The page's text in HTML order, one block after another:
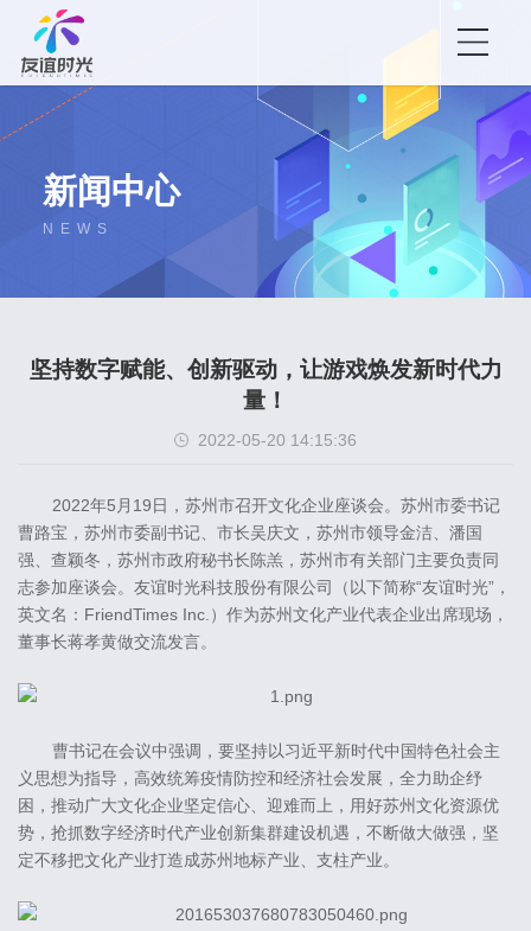
新闻中心
NEWS
坚持数字赋能、创新驱动，让游戏焕发新时代力
量！
2022-05-20 14:15:36
2022年5月19日，苏州市召开文化企业座谈会。苏州市委书记
曹路宝，苏州市委副书记、市长吴庆文，苏州市领导金洁、潘国
强、查颖冬，苏州市政府秘书长陈羔，苏州市有关部门主要负责同
志参加座谈会。友谊时光科技股份有限公司（以下简称“友谊时光”，
英文名：FriendTimes Inc.）作为苏州文化产业代表企业出席现场，
董事长蒋孝黄做交流发言。
曹书记在会议中强调，要坚持以习近平新时代中国特色社会主
义思想为指导，高效统筹疫情防控和经济社会发展，全力助企纾
困，推动广大文化企业坚定信心、迎难而上，用好苏州文化资源优
势，抢抓数字经济时代产业创新集群建设机遇，不断做大做强，坚
定不移把文化产业打造成苏州地标产业、支柱产业。